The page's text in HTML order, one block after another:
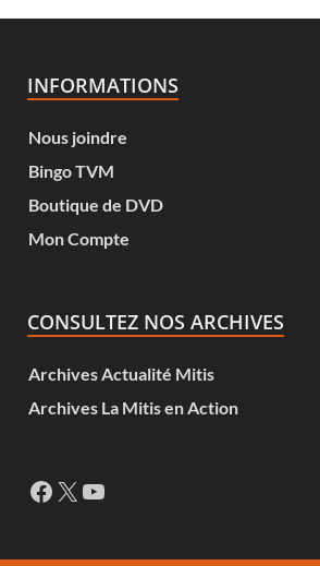
INFORMATIONS
Nous joindre
Bingo TVM
Boutique de DVD
Mon Compte
CONSULTEZ NOS ARCHIVES
Archives Actualité Mitis
Archives La Mitis en Action